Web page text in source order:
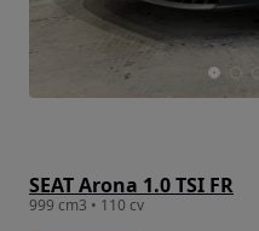
SEAT Arona 1.0 TSI FR
999 cm3 • 110 cv